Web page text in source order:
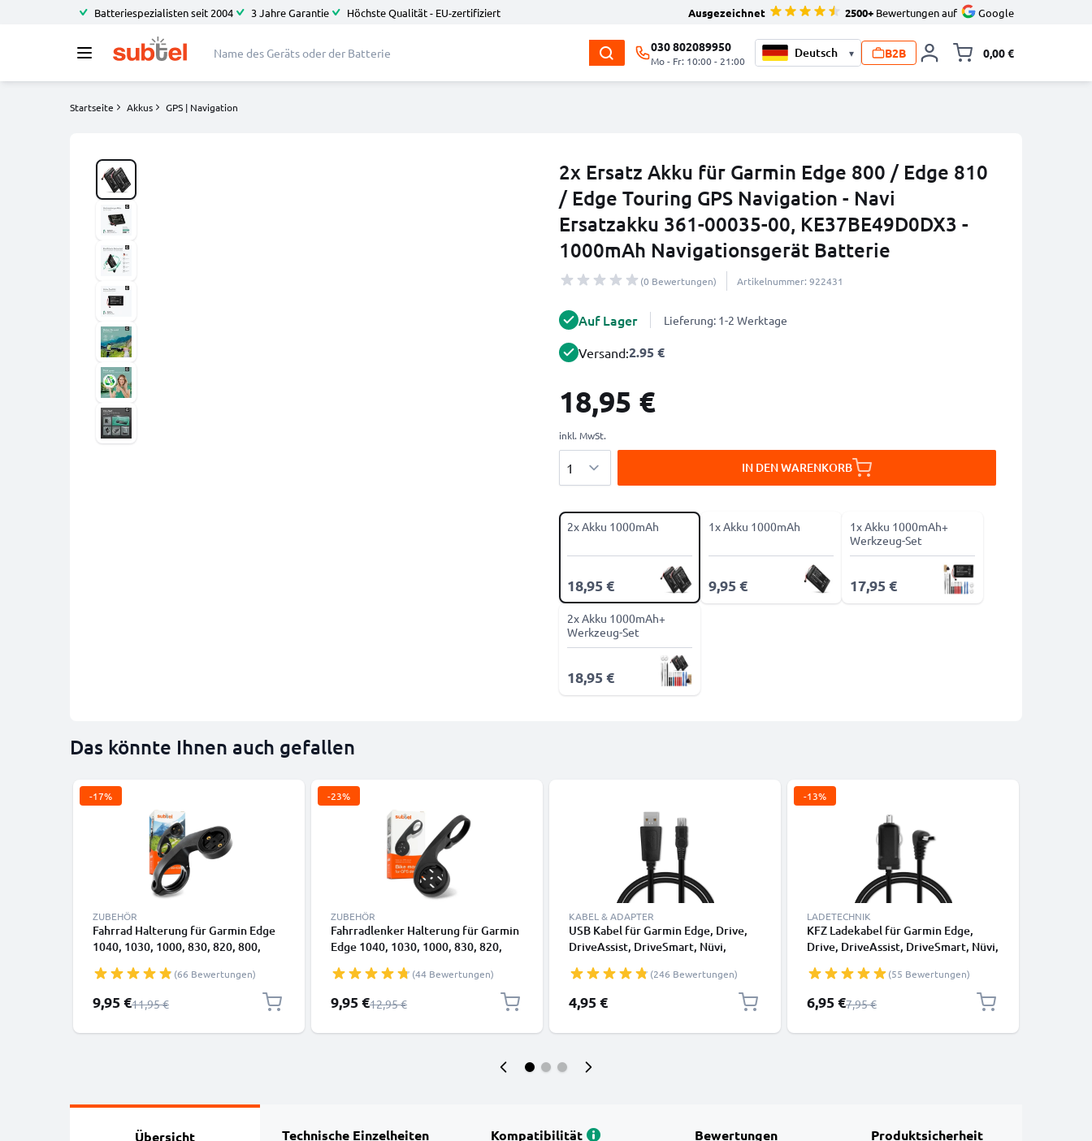
Batteriespezialisten seit 2004 3 Jahre Garantie Höchste Qualität - EU-zertifiziert Ausgezeichnet 2500+ Bewertungen auf Google
030 802089950
Mo - Fr: 10:00 - 21:00
▾ B2B 0,00 €
Startseite Akkus GPS | Navigation
2x Ersatz Akku für Garmin Edge 800 / Edge 810
/ Edge Touring GPS Navigation - Navi
Ersatzakku 361-00035-00, KE37BE49D0DX3 -
1000mAh Navigationsgerät Batterie
(0 Bewertungen) Artikelnummer: 922431
Auf Lager Lieferung: 1-2 Werktage
Versand:2.95 €
18,95 €
inkl. MwSt.
IN DEN WARENKORB
2x Akku 1000mAh
18,95 €
1x Akku 1000mAh
9,95 €
1x Akku 1000mAh+
Werkzeug-Set
17,95 €
2x Akku 1000mAh+
Werkzeug-Set
18,95 €
Das könnte Ihnen auch gefallen
-17%
ZUBEHÖR
Fahrrad Halterung für Garmin Edge
1040, 1030, 1000, 830, 820, 800,
Lenkerhalterung Fahrradlenker -
Fahrradhalterung Fahrradcomputer
(66 Bewertungen)
Sonderpreis
9,95 €Regulärer Preis
11,95 €
-23%
ZUBEHÖR
Fahrradlenker Halterung für Garmin
Edge 1040, 1030, 1000, 830, 820,
Navi Fahrradhalterung
Fahrradcomputer
(44 Bewertungen)
Sonderpreis
9,95 €Regulärer Preis
12,95 €
KABEL & ADAPTER
USB Kabel für Garmin Edge, Drive,
DriveAssist, DriveSmart, Nüvi,
1m 1A PVC Datenkabel schwarz
(246 Bewertungen)
4,95 €
-13%
LADETECHNIK
KFZ Ladekabel für Garmin Edge,
Drive, DriveAssist, DriveSmart, Nüvi,
1A Auto Ladegerät 90°
abgewinkelter Stecker
(55 Bewertungen)
Sonderpreis
6,95 €Regulärer Preis
7,95 €
Übersicht Technische Einzelheiten Kompatibilität Bewertungen Produktsicherheit